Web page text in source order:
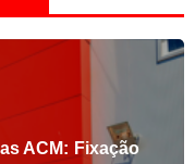
ACM: Fixação